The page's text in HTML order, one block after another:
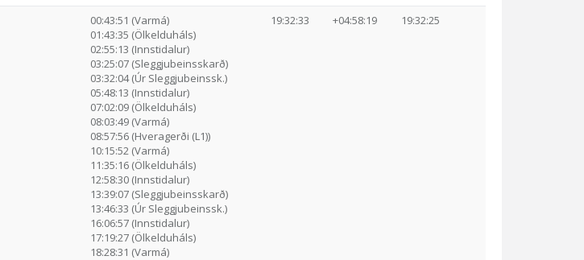
00:43:51 (Varmá)
01:43:35 (Ölkelduháls)
02:55:13 (Innstidalur)
03:25:07 (Sleggjubeinsskarð)
03:32:04 (Úr Sleggjubeinssk.)
05:48:13 (Innstidalur)
07:02:09 (Ölkelduháls)
08:03:49 (Varmá)
08:57:56 (Hveragerði (L1))
10:15:52 (Varmá)
11:35:16 (Ölkelduháls)
12:58:30 (Innstidalur)
13:39:07 (Sleggjubeinsskarð)
13:46:33 (Úr Sleggjubeinssk.)
16:06:57 (Innstidalur)
17:19:27 (Ölkelduháls)
18:28:31 (Varmá)
19:32:33 +04:58:19 19:32:25